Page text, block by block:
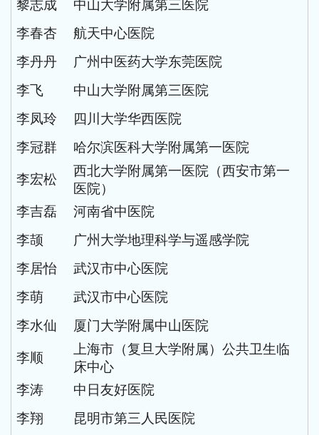
黎志成
中山大学附属第三医院
李春杏
航天中心医院
李丹丹
广州中医药大学东莞医院
李飞
中山大学附属第三医院
李凤玲
四川大学华西医院
李冠群
哈尔滨医科大学附属第一医院
李宏松
西北大学附属第一医院（西安市第一
医院）
李吉磊
河南省中医院
李颉
广州大学地理科学与遥感学院
李居怡
武汉市中心医院
李萌
武汉市中心医院
李水仙
厦门大学附属中山医院
李顺
上海市（复旦大学附属）公共卫生临
床中心
李涛
中日友好医院
李翔
昆明市第三人民医院